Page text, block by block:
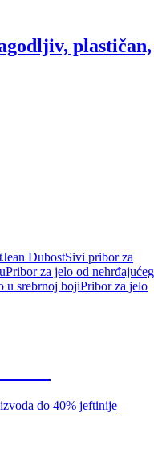
plastičan,
Jean DubostSivi pribor za
Pribor za jelo od nehrđajućeg
u srebrnoj bojiPribor za jelo
do 40% jeftinije